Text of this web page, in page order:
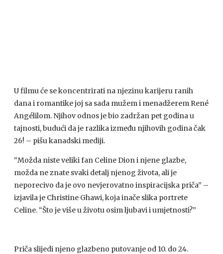
U filmu će se koncentrirati na njezinu karijeru ranih
dana i romantike joj sa sada mužem i menadžerem René
Angélilom. Njihov odnos je bio zadržan pet godina u
tajnosti, budući da je razlika između njihovih godina čak
26! – pišu kanadski mediji.
“Možda niste veliki fan Celine Dion i njene glazbe,
možda ne znate svaki detalj njenog života, ali je
neporecivo da je ovo nevjerovatno inspiracijska priča” –
izjavila je Christine Ghawi, koja inače slika portrete
Celine. “Što je više u životu osim ljubavi i umjetnosti?”
Priča slijedi njeno glazbeno putovanje od 10. do 24.